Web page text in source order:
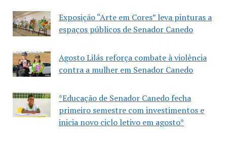
Exposição “Arte em Cores” leva pinturas a
espaços públicos de Senador Canedo
Agosto Lilás reforça combate à violência
contra a mulher em Senador Canedo
*Educação de Senador Canedo fecha
primeiro semestre com investimentos e
inicia novo ciclo letivo em agosto*